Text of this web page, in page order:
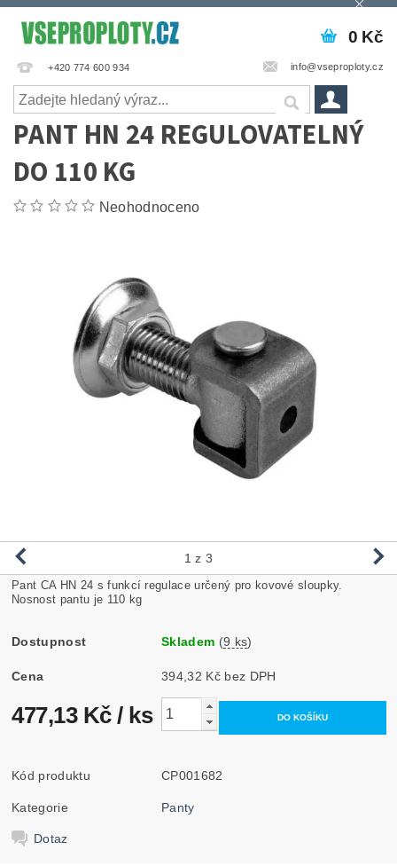
+420 774 600 934 info@vseproploty.cz
0 Kč
PANT HN 24 REGULOVATELNÝ
DO 110 KG
Neohodnoceno
1 z 3
Pant CA HN 24 s funkcí regulace určený pro kovové sloupky.
Nosnost pantu je 110 kg
Dostupnost Skladem (9 ks)
Cena 394,32 Kč bez DPH
477,13 Kč/ ks
Kód produktu CP001682
Kategorie Panty
Dotaz